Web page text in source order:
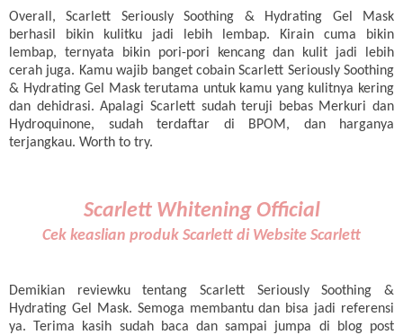
Overall, Scarlett Seriously Soothing & Hydrating Gel Mask
berhasil bikin kulitku jadi lebih lembap. Kirain cuma bikin
lembap, ternyata bikin pori-pori kencang dan kulit jadi lebih
cerah juga. Kamu wajib banget cobain Scarlett Seriously Soothing
& Hydrating Gel Mask terutama untuk kamu yang kulitnya kering
dan dehidrasi. Apalagi Scarlett sudah teruji bebas Merkuri dan
Hydroquinone, sudah terdaftar di BPOM, dan harganya
terjangkau. Worth to try.
Scarlett Whitening Official
Cek keaslian produk Scarlett di Website Scarlett
Demikian reviewku tentang Scarlett Seriously Soothing &
Hydrating Gel Mask. Semoga membantu dan bisa jadi referensi
ya. Terima kasih sudah baca dan sampai jumpa di blog post